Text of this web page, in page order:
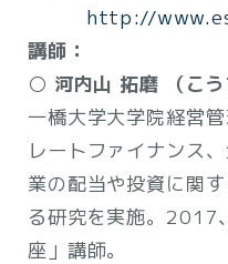
http://
講師：
○ 河内山 拓磨 （こ
一橋大学大学院経営
レートファイナンス
業の配当や投資に関
る研究を実施。2017
座」講師。